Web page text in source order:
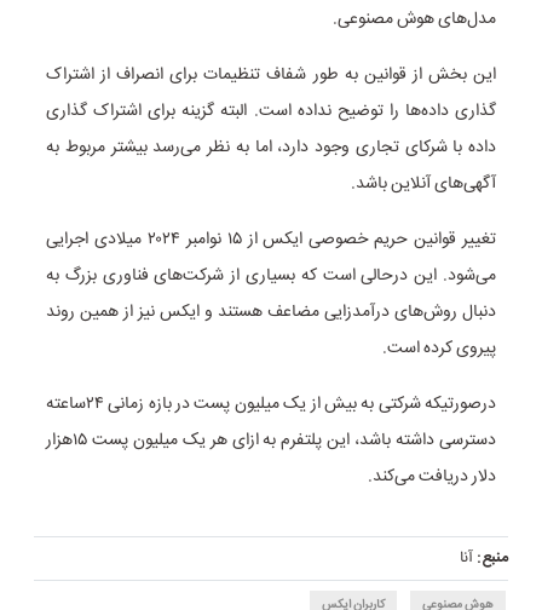
مدل‌های هوش مصنوعی.
این بخش از قوانین به طور شفاف تنظیمات برای انصراف از اشتراک
گذاری داده‌ها را توضیح نداده است. البته گزینه برای اشتراک گذاری
داده با شرکای تجاری وجود دارد، اما به نظر می‌رسد بیشتر مربوط به
آگهی‌های آنلاین باشد.
تغییر قوانین حریم خصوصی ایکس از ۱۵ نوامبر ۲۰۲۴ میلادی اجرایی
می‌شود. این درحالی است که بسیاری از شرکت‌های فناوری بزرگ به
دنبال روش‌های درآمدزایی مضاعف هستند و ایکس نیز از همین روند
پیروی کرده است.
درصورتیکه شرکتی به بیش از یک میلیون پست در بازه زمانی ۲۴ساعته
دسترسی داشته باشد، این پلتفرم به ازای هر یک میلیون پست ۱۵هزار
دلار دریافت می‌کند.
منبع:آنا
هوش مصنوعی کاربران ایکس